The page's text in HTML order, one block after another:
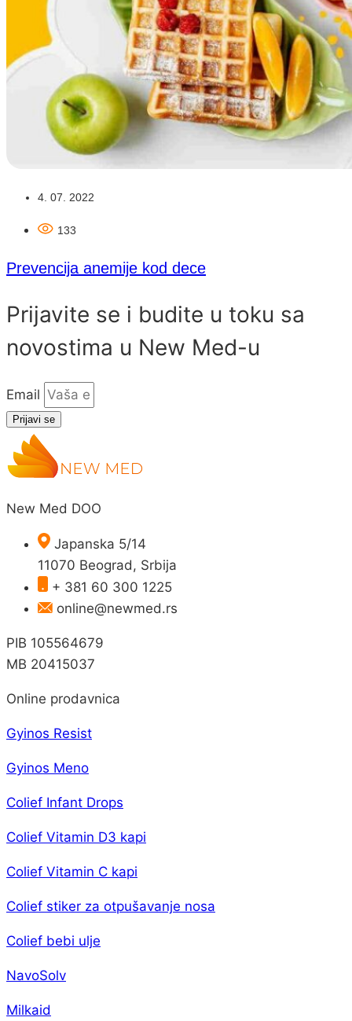
4. 07. 2022
133
Prevencija anemije kod dece
Prijavite se i budite u toku sa
novostima u New Med-u
Email
Prijavi se
New Med DOO
Japanska 5/14
11070 Beograd, Srbija
+ 381 60 300 1225
online@newmed.rs
PIB 105564679
MB 20415037
Online prodavnica
Gyinos Resist
Gyinos Meno
Colief Infant Drops
Colief Vitamin D3 kapi
Colief Vitamin C kapi
Colief stiker za otpušavanje nosa
Colief bebi ulje
NavoSolv
Milkaid